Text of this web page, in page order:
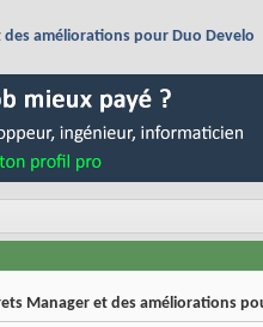
améliorations pour Duo Develo
Manager et des améliorations